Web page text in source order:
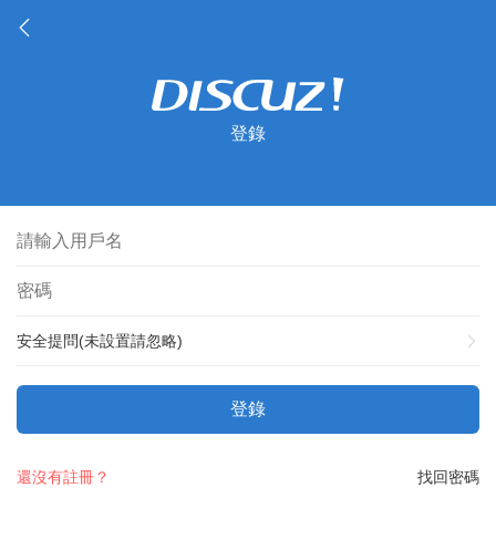
登錄
安全提問(未設置請忽略)
登錄
找回密碼
還沒有註冊？